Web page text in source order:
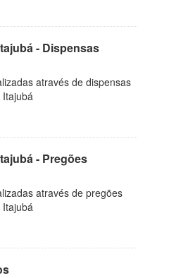
- Dispensas
através de dispensas
- Pregões
através de pregões